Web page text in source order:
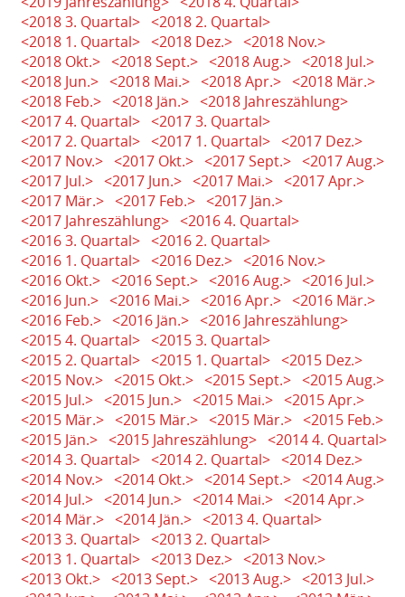
<2018 3. Quartal> <2018 2. Quartal>
<2018 1. Quartal> <2018 Dez.> <2018 Nov.>
<2018 Okt.> <2018 Sept.> <2018 Aug.> <2018 Jul.>
<2018 Jun.> <2018 Mai.> <2018 Apr.> <2018 Mär.>
<2018 Feb.> <2018 Jän.> <2018 Jahreszählung>
<2017 4. Quartal> <2017 3. Quartal>
<2017 2. Quartal> <2017 1. Quartal> <2017 Dez.>
<2017 Nov.> <2017 Okt.> <2017 Sept.> <2017 Aug.>
<2017 Jul.> <2017 Jun.> <2017 Mai.> <2017 Apr.>
<2017 Mär.> <2017 Feb.> <2017 Jän.>
<2017 Jahreszählung> <2016 4. Quartal>
<2016 3. Quartal> <2016 2. Quartal>
<2016 1. Quartal> <2016 Dez.> <2016 Nov.>
<2016 Okt.> <2016 Sept.> <2016 Aug.> <2016 Jul.>
<2016 Jun.> <2016 Mai.> <2016 Apr.> <2016 Mär.>
<2016 Feb.> <2016 Jän.> <2016 Jahreszählung>
<2015 4. Quartal> <2015 3. Quartal>
<2015 2. Quartal> <2015 1. Quartal> <2015 Dez.>
<2015 Nov.> <2015 Okt.> <2015 Sept.> <2015 Aug.>
<2015 Jul.> <2015 Jun.> <2015 Mai.> <2015 Apr.>
<2015 Mär.> <2015 Mär.> <2015 Mär.> <2015 Feb.>
<2015 Jän.> <2015 Jahreszählung> <2014 4. Quartal>
<2014 3. Quartal> <2014 2. Quartal> <2014 Dez.>
<2014 Nov.> <2014 Okt.> <2014 Sept.> <2014 Aug.>
<2014 Jul.> <2014 Jun.> <2014 Mai.> <2014 Apr.>
<2014 Mär.> <2014 Jän.> <2013 4. Quartal>
<2013 3. Quartal> <2013 2. Quartal>
<2013 1. Quartal> <2013 Dez.> <2013 Nov.>
<2013 Okt.> <2013 Sept.> <2013 Aug.> <2013 Jul.>